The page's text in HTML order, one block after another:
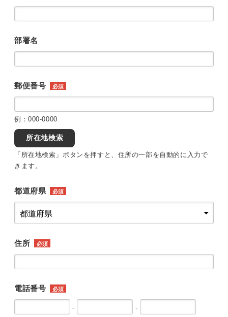
部署名
郵便番号 必須
例：000-0000
所在地検索
「所在地検索」ボタンを押すと、住所の一部を自動的に入力で
きます。
都道府県 必須
住所 必須
電話番号 必須
-
-